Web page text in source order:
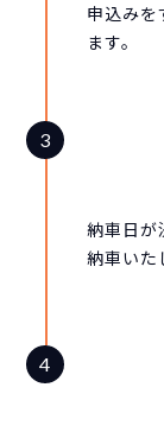
申込みを
ます。
納車日が
納車いた